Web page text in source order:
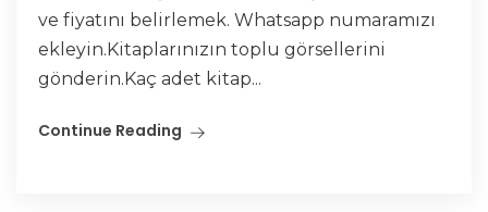
ve fiyatını belirlemek. Whatsapp numaramızı
ekleyin.Kitaplarınızın toplu görsellerini
gönderin.Kaç adet kitap...
Continue Reading